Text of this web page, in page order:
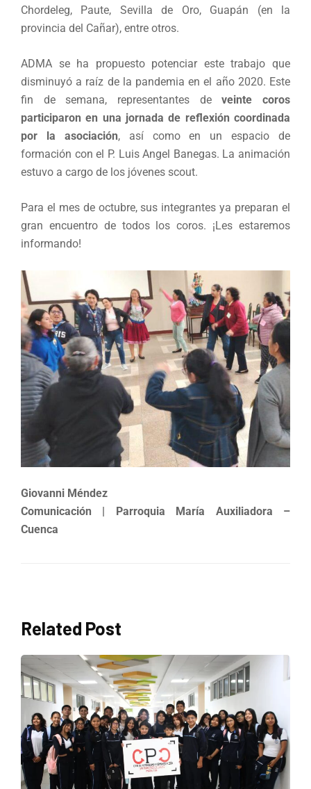
Chordeleg, Paute, Sevilla de Oro, Guapán (en la
provincia del Cañar), entre otros.
ADMA se ha propuesto potenciar este trabajo que
disminuyó a raíz de la pandemia en el año 2020. Este
fin de semana, representantes deveinte coros
participaron en una jornada de reflexión coordinada
por la asociación, así como en un espacio de
formación con el P. Luis Angel Banegas. La animación
estuvo a cargo de los jóvenes scout.
Para el mes de octubre, sus integrantes ya preparan el
gran encuentro de todos los coros. ¡Les estaremos
informando!
Giovanni Méndez
Comunicación | Parroquia María Auxiliadora –
Cuenca
Related Post